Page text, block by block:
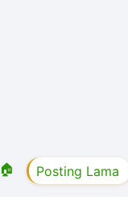
🏠 Posting Lama